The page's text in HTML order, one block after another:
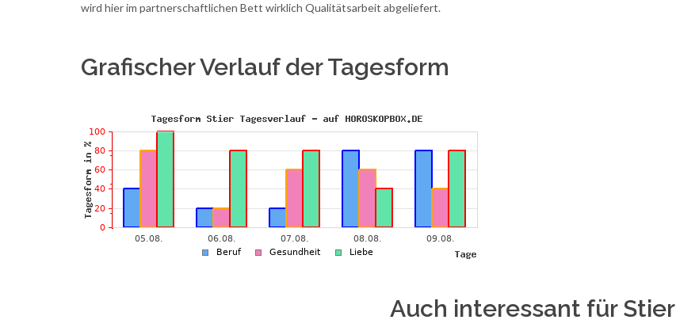
wird hier im partnerschaftlichen Bett wirklich Qualitätsarbeit abgeliefert.
Grafischer Verlauf der Tagesform
Auch interessant für Stier